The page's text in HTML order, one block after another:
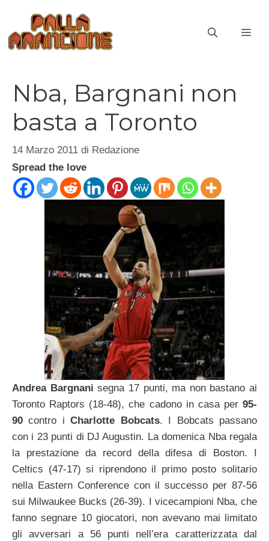
contenuto
Nba, Bargnani non
basta a Toronto
14 Marzo 2011 di Redazione
Spread the love
Andrea Bargnani segna 17 punti, ma non bastano ai
Toronto Raptors (18-48), che cadono in casa per 95-
90 contro iCharlotte Bobcats. I Bobcats passano
con i 23 punti di DJ Augustin. La domenica Nba regala
la prestazione da record della difesa di Boston. I
Celtics (47-17) si riprendono il primo posto solitario
nella Eastern Conference con il successo per 87-56
sui Milwaukee Bucks (26-39). I vicecampioni Nba, che
fanno segnare 10 giocatori, non avevano mai limitato
gli avversari a 56 punti nell’era caratterizzata dal